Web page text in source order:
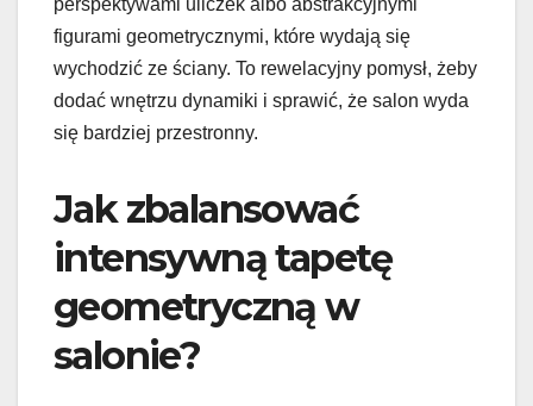
perspektywami uliczek albo abstrakcyjnymi
figurami geometrycznymi, które wydają się
wychodzić ze ściany. To rewelacyjny pomysł, żeby
dodać wnętrzu dynamiki i sprawić, że salon wyda
się bardziej przestronny.
Jak zbalansować
intensywną tapetę
geometryczną w
salonie?